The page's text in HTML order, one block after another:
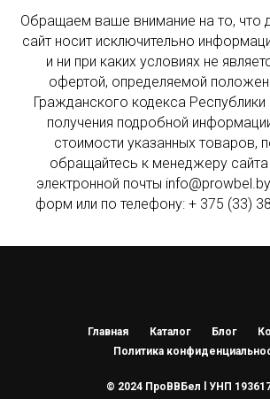
Обращаем ваше внимание на то, что
сайт носит исключительно
и ни при каких условиях не
офертой, определяемой
Гражданского кодекса
получения подробной
стоимости указанных товаров,
обращайтесь к менеджеру
электронной почты
форм или по телефону: + 375 (33)
Главная Каталог Блог
Политика
© 2024 ПроВВБел l УНП